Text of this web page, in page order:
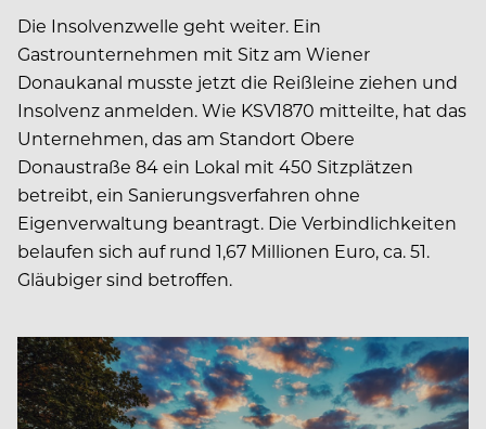
Die Insolvenzwelle geht weiter. Ein
Gastrounternehmen mit Sitz am Wiener
Donaukanal musste jetzt die Reißleine ziehen und
Insolvenz anmelden. Wie KSV1870 mitteilte, hat das
Unternehmen, das am Standort Obere
Donaustraße 84 ein Lokal mit 450 Sitzplätzen
betreibt, ein Sanierungsverfahren ohne
Eigenverwaltung beantragt. Die Verbindlichkeiten
belaufen sich auf rund 1,67 Millionen Euro, ca. 51.
Gläubiger sind betroffen.